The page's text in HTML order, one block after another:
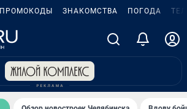
ПРОМОКОДЫ ЗНАКОМСТВА ПОГОДА